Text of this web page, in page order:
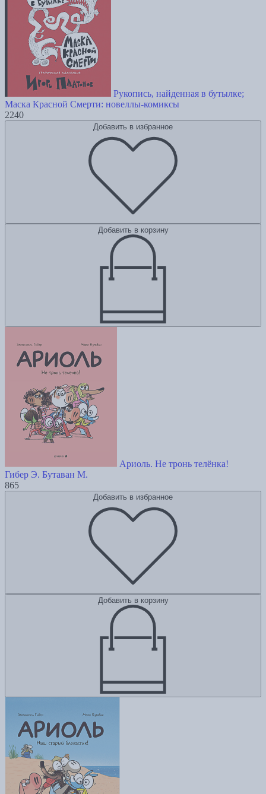
Рукопись, найденная в бутылке;
Маска Красной Смерти: новеллы-комиксы
2240
Добавить в избранное
Добавить в корзину
Ариоль. Не тронь телёнка!
Гибер Э. Бутаван М.
865
Добавить в избранное
Добавить в корзину